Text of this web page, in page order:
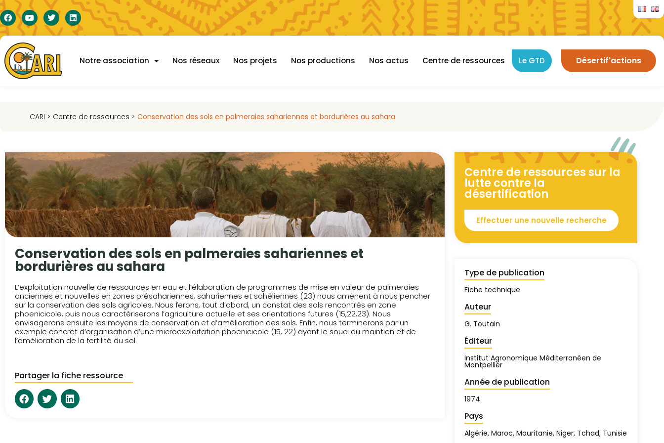
Notre association Nos réseaux Nos projets Nos productions Nos actus Centre de ressources Le GTD Désertif'actions
CARI > Centre de ressources > Conservation des sols en palmeraies sahariennes et bordurières au sahara
Conservation des sols en palmeraies sahariennes et
bordurières au sahara
L’exploitation nouvelle de ressources en eau et l’élaboration de programmes de mise en valeur de palmeraies
anciennes et nouvelles en zones présahariennes, sahariennes et sahéliennes (23) nous amènent à nous pencher
sur la conservation des sols agricoles. Nous ferons, tout d’abord, un constat des sols rencontrés en zone
phoenicicole, puis nous caractériserons l’agriculture actuelle et ses orientations futures (15,22,23). Nous
envisagerons ensuite les moyens de conservation et d’amélioration des sols. Enfin, nous terminerons par un
exemple concret d’organisation d’une microexploitation phoenicicole (15, 22) ayant le souci du maintien et de
l’amélioration de la fertilité du sol.
Partager la fiche ressource
Centre de ressources sur la
lutte contre la
désertification
Effectuer une nouvelle recherche
Type de publication
Fiche technique
Auteur
G. Toutain
Éditeur
Institut Agronomique Méditerranéen de
Montpellier
Année de publication
1974
Pays
Algérie, Maroc, Mauritanie, Niger, Tchad, Tunisie